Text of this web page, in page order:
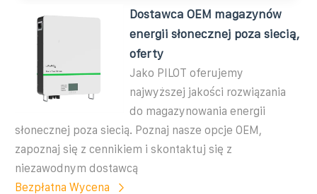
Dostawca OEM magazynów
energii słonecznej poza siecią,
oferty
Jako PILOT oferujemy
najwyższej jakości rozwiązania
do magazynowania energii
słonecznej poza siecią. Poznaj nasze opcje OEM,
zapoznaj się z cennikiem i skontaktuj się z
niezawodnym dostawcą
Bezpłatna Wycena